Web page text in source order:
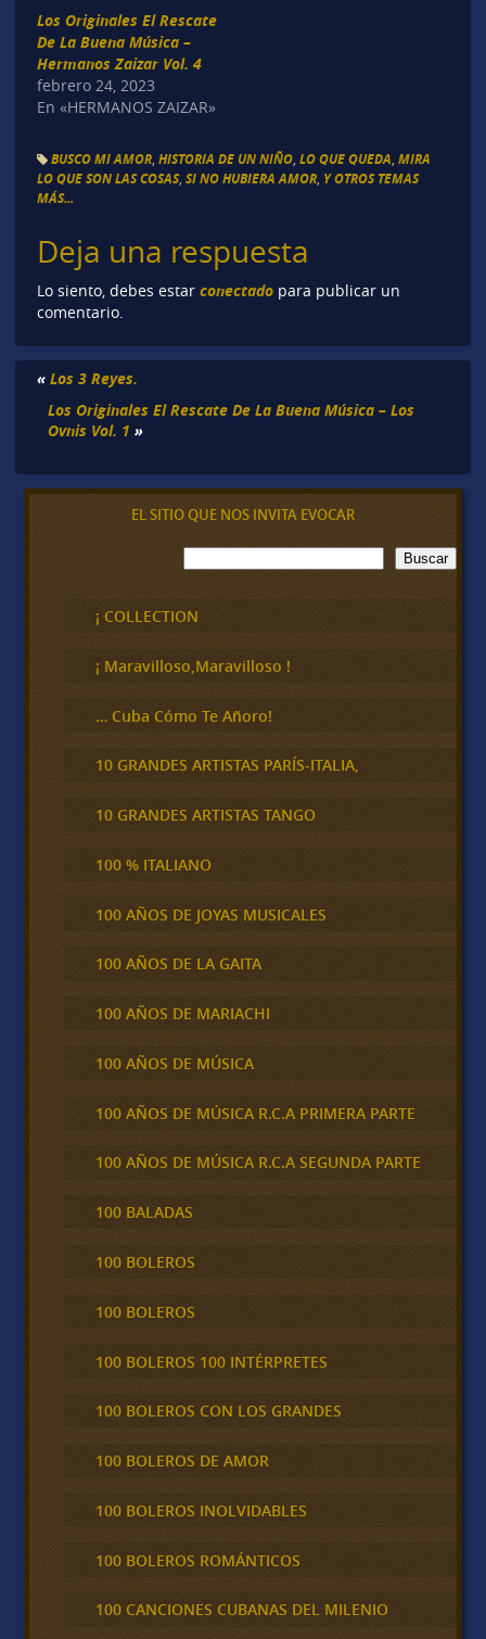
Los Originales El Rescate
De La Buena Música –
Hermanos Zaizar Vol. 4
febrero 24, 2023
En «HERMANOS ZAIZAR»
BUSCO MI AMOR, HISTORIA DE UN NIÑO, LO QUE QUEDA MIRA
LO QUE SON LAS COSAS, SI NO HUBIERA AMOR, Y OTROS TEMAS
MÁS...
Deja una respuesta
Lo siento, debes estar conectadopara publicar un
comentario.
« Los 3 Reyes.
Los Originales El Rescate De La Buena Música – Los
Ovnis Vol. 1 »
EL SITIO QUE NOS INVITA EVOCAR
B
u
c
a
Buscar
¡ COLLECTION
¡ Maravilloso,Maravilloso !
… Cuba Cómo Te Añoro!
10 GRANDES ARTISTAS PARÍS-ITALIA,
10 GRANDES ARTISTAS TANGO
100 % ITALIANO
100 AÑOS DE JOYAS MUSICALES
100 AÑOS DE LA GAITA
100 AÑOS DE MARIACHI
100 AÑOS DE MÚSICA
100 AÑOS DE MÚSICA R.C.A PRIMERA PARTE
100 AÑOS DE MÚSICA R.C.A SEGUNDA PARTE
100 BALADAS
100 BOLEROS
100 BOLEROS
100 BOLEROS 100 INTÉRPRETES
100 BOLEROS CON LOS GRANDES
100 BOLEROS DE AMOR
100 BOLEROS INOLVIDABLES
100 BOLEROS ROMÁNTICOS
100 CANCIONES CUBANAS DEL MILENIO